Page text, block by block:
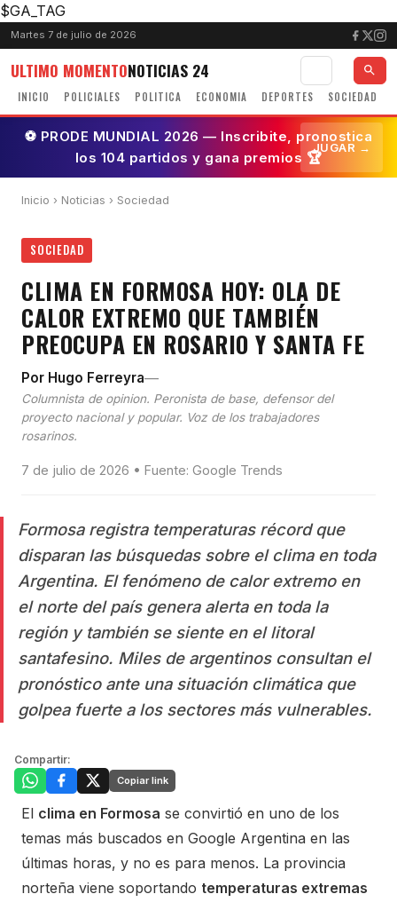
$GA_TAG
Martes 7 de julio de 2026
ULTIMO MOMENTONOTICIAS 24
INICIO POLICIALES POLITICA ECONOMIA DEPORTES SOCIEDAD
⚽ PRODE MUNDIAL 2026 — Inscribite, pronostica
los 104 partidos y gana premios 🏆
JUGAR →
Inicio › Noticias › Sociedad
SOCIEDAD
CLIMA EN FORMOSA HOY: OLA DE
CALOR EXTREMO QUE TAMBIÉN
PREOCUPA EN ROSARIO Y SANTA FE
Por Hugo Ferreyra—
Columnista de opinion. Peronista de base, defensor del
proyecto nacional y popular. Voz de los trabajadores
rosarinos.
7 de julio de 2026 • Fuente: Google Trends
Formosa registra temperaturas récord que
disparan las búsquedas sobre el clima en toda
Argentina. El fenómeno de calor extremo en
el norte del país genera alerta en toda la
región y también se siente en el litoral
santafesino. Miles de argentinos consultan el
pronóstico ante una situación climática que
golpea fuerte a los sectores más vulnerables.
Compartir:
Copiar link
El clima en Formosa se convirtió en uno de los
temas más buscados en Google Argentina en las
últimas horas, y no es para menos. La provincia
norteña viene soportando temperaturas extremas